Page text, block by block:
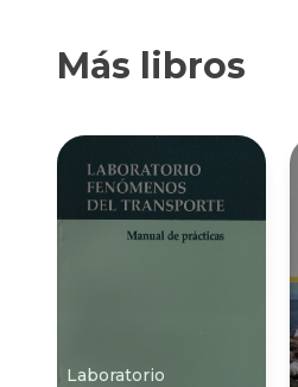
Más libros
Laboratorio